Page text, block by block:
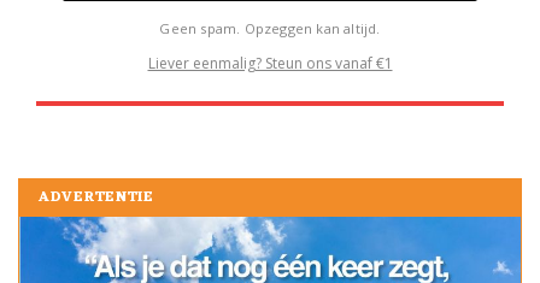
Geen spam. Opzeggen kan altijd.
Liever eenmalig? Steun ons vanaf €1
ADVERTENTIE